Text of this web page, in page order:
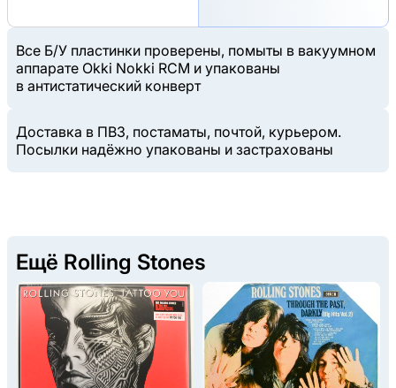
Все Б/У пластинки проверены, помыты в вакуумном
аппарате Okki Nokki RCM и упакованы
в антистатический конверт
Доставка в ПВЗ, постаматы, почтой, курьером.
Посылки надёжно упакованы и застрахованы
Ещё Rolling Stones